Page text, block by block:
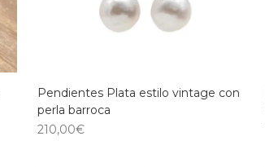
Pendientes Plata estilo vintage con
perla barroca
210,00€